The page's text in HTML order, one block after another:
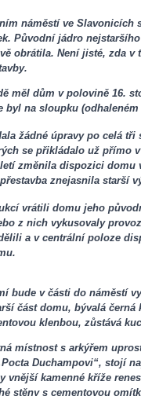
náměstí ve
Původní jádro
obrátila. Není jisté, zda
měl dům v polovině 16.
byl na sloupku
žádné úpravy po celá
se přikládalo už přímo
změnila dispozici
znejasnila starší
vrátili domu jeho
z nich vykusovaly
a v centrální poloze
bude v části do náměstí
část domu, bývalá
klenbou, zůstává
místnost s arkýřem
Duchampovi“, stojí
vnější kamenné kříže
stěny s cementovou